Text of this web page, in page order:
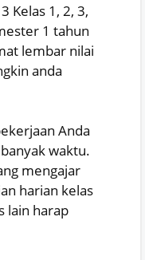
Kelas 1, 2, 3,
1 tahun
lembar nilai
anda
Anda
waktu.
mengajar
harian kelas
lain harap